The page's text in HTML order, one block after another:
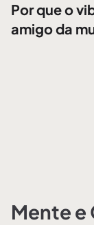
Por que o
amigo da
Mente e